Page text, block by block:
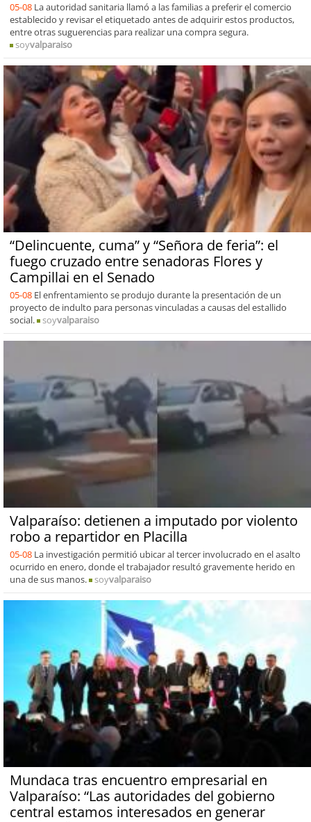
05-08 La autoridad sanitaria llamó a las familias a preferir el comercio
establecido y revisar el etiquetado antes de adquirir estos productos,
entre otras suguerencias para realizar una compra segura.
soyvalparaiso
“Delincuente, cuma” y “Señora de feria”: el
fuego cruzado entre senadoras Flores y
Campillai en el Senado
05-08 El enfrentamiento se produjo durante la presentación de un
proyecto de indulto para personas vinculadas a causas del estallido
social.
soyvalparaiso
Valparaíso: detienen a imputado por violento
robo a repartidor en Placilla
05-08 La investigación permitió ubicar al tercer involucrado en el asalto
ocurrido en enero, donde el trabajador resultó gravemente herido en
una de sus manos.
soyvalparaiso
Mundaca tras encuentro empresarial en
Valparaíso: “Las autoridades del gobierno
central estamos interesados en generar